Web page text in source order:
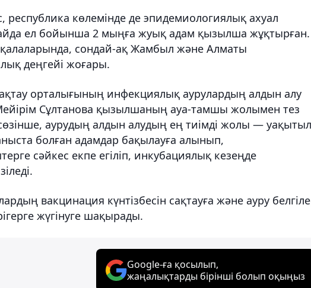
республика көлемінде де эпидемиологиялық ахуал
айда ел бойынша 2 мыңға жуық адам қызылша жұқтырған.
сондай-ақ Жамбыл және Алматы
деңгейі жоғары.
орталығының инфекциялық аурулардың алдын алу
Сұлтанова қызылшаның ауа-тамшы жолымен тез
аурудың алдын алудың ең тиімді жолы —
болған адамдар бақылауға алынып,
сәйкес екпе егіліп, инкубациялық кезеңде
вакцинация күнтізбесін сақтауға және ауру
жүгінуге шақырады.
Google-ға қосылып,
жаңалықтарды бірінші болып оқыңыз